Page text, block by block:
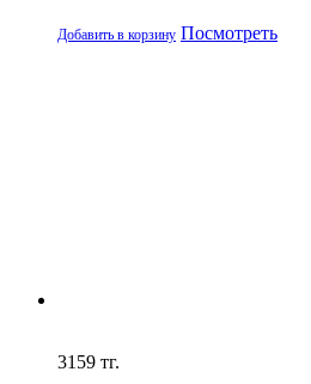
Добавить в корзину Посмотреть
3159 тг.